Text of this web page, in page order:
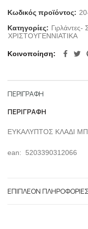
Κωδικός προϊόντος:
Κατηγορίες: Γιρλάντες-
ΧΡΙΣΤΟΥΓΕΝΝΙΑΤΙΚΑ
Κοινοποίηση
ΠΕΡΙΓΡΑΦΉ
ΠΕΡΙΓΡΑΦΉ
ΕΥΚΑΛΥΠΤΟΣ ΚΛΑΔΙ
ean: 5203390312066
ΕΠΙΠΛΈΟΝ ΠΛΗΡΟΦΟΡΊΕΣ